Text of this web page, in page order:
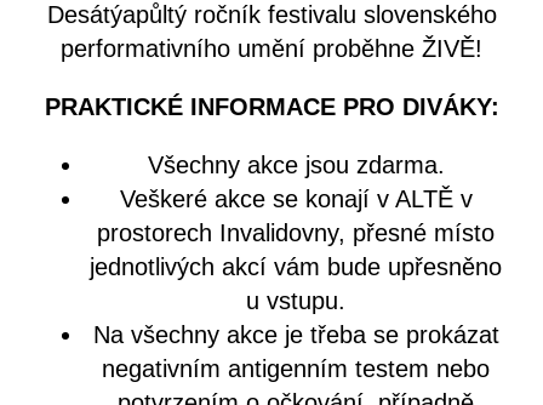
Desátýapůltý ročník festivalu slovenského
performativního umění proběhne ŽIVĚ!
PRAKTICKÉ INFORMACE PRO DIVÁKY:
Všechny akce jsou zdarma.
Veškeré akce se konají v ALTĚ v
prostorech Invalidovny, přesné místo
jednotlivých akcí vám bude upřesněno
u vstupu.
Na všechny akce je třeba se prokázat
negativním antigenním testem nebo